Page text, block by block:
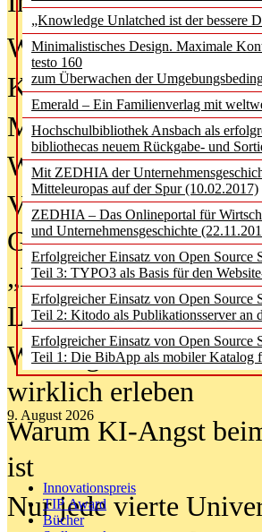
„Knowledge Unlatched ist der bessere
Minimalistisches Design. Maximale
testo 160
zum Überwachen der
Emerald – Ein Familienverlag mit
Hochschulbibliothek Ansbach als
bibliothecas neuem Rückgabe- und
Mit ZEDHIA der
Mitteleuropas auf der Spur (10.02.2017)
ZEDHIA – Das Onlineportal für
und Unternehmensgeschichte
Erfolgreicher Einsatz von Open Source
Teil 3: TYPO3 als Basis für den
Erfolgreicher Einsatz von Open Source
Teil 2: Kitodo als Publikationsserver an
Erfolgreicher Einsatz von Open Source
Teil 1: Die BibApp als mobiler Katalog
9. August 2026
Innovationspreis
TIP Award
Bücher
Was
Kinder in der
Metadaten als
Wenn Bots
Von
Geisterjagd-
„Library of Things“
Lesen als
Wie Jugendliche
wirklich erleben
Warum KI-Angst
ist
Nur jede vierte